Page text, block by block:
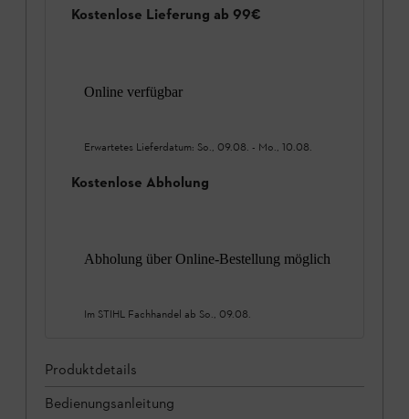
Kostenlose Lieferung ab 99€
Online verfügbar
Erwartetes Lieferdatum: So., 09.08. - Mo., 10.08.
Kostenlose Abholung
Abholung über Online-Bestellung möglich
Im STIHL Fachhandel ab So., 09.08.
Produktdetails
Bedienungsanleitung